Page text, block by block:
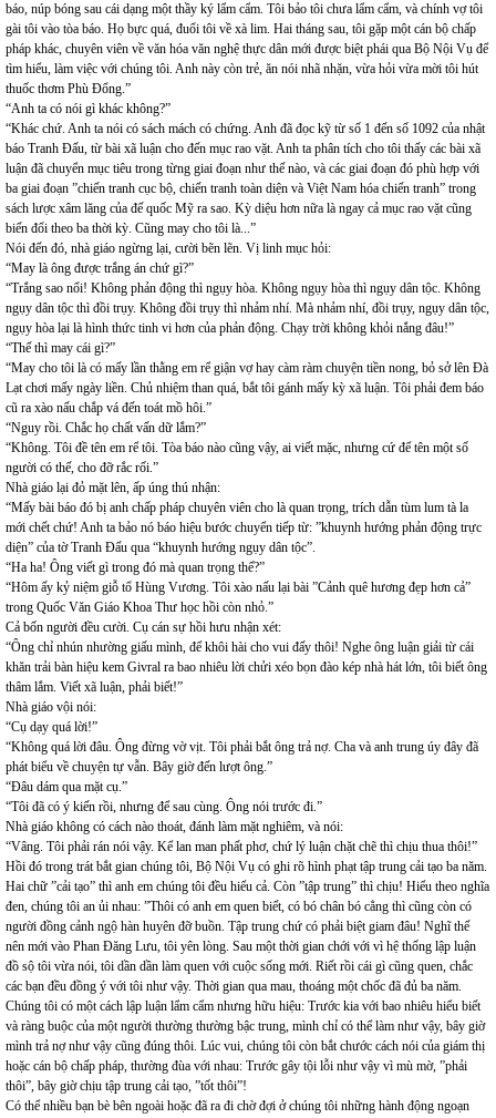
báo, núp bóng sau cái dạng một thầy ký lẩm cẩm. Tôi bảo tôi chưa lẩm cẩm, và chính vợ tôi
gài tôi vào tòa báo. Họ bực quá, đuổi tôi về xà lim. Hai tháng sau, tôi gặp một cán bộ chấp
pháp khác, chuyên viên về văn hóa văn nghệ thực dân mới được biệt phái qua Bộ Nội Vụ để
tìm hiểu, làm việc với chúng tôi. Anh này còn trẻ, ăn nói nhã nhặn, vừa hỏi vừa mời tôi hút
thuốc thơm Phù Đổng.”
“Anh ta có nói gì khác không?”
“Khác chứ. Anh ta nói có sách mách có chứng. Anh đã đọc kỹ từ số 1 đến số 1092 của nhật
báo Tranh Đấu, từ bài xã luận cho đến mục rao vặt. Anh ta phân tích cho tôi thấy các bài xã
luận đã chuyển mục tiêu trong từng giai đoạn như thế nào, và các giai đoạn đó phù hợp với
ba giai đoạn ”chiến tranh cục bộ, chiến tranh toàn diện và Việt Nam hóa chiến tranh” trong
sách lược xâm lăng của đế quốc Mỹ ra sao. Kỳ diệu hơn nữa là ngay cả mục rao vặt cũng
biến đổi theo ba thời kỳ. Cũng may cho tôi là...”
Nói đến đó, nhà giáo ngừng lại, cười bẽn lẽn. Vị linh mục hỏi:
“May là ông được trắng án chứ gì?”
“Trắng sao nổi! Không phản động thì ngụy hòa. Không ngụy hòa thì ngụy dân tộc. Không
ngụy dân tộc thì đồi trụy. Không đồi trụy thì nhảm nhí. Mà nhảm nhí, đồi trụy, ngụy dân tộc,
ngụy hòa lại là hình thức tinh vi hơn của phản động. Chạy trời không khỏi nắng đâu!”
“Thế thì may cái gì?”
“May cho tôi là có mấy lần thằng em rể giận vợ hay càm ràm chuyện tiền nong, bỏ sở lên Đà
Lạt chơi mấy ngày liền. Chủ nhiệm than quá, bắt tôi gánh mấy kỳ xã luận. Tôi phải đem báo
cũ ra xào nấu chắp vá đến toát mồ hôi.”
“Nguy rồi. Chắc họ chất vấn dữ lắm?”
“Không. Tôi đề tên em rể tôi. Tòa báo nào cũng vậy, ai viết mặc, nhưng cứ để tên một số
người có thế, cho đỡ rắc rối.”
Nhà giáo lại đỏ mặt lên, ấp úng thú nhận:
“Mấy bài báo đó bị anh chấp pháp chuyên viên cho là quan trọng, trích dẫn tùm lum tà la
mới chết chứ! Anh ta bảo nó báo hiệu bước chuyển tiếp từ: ”khuynh hướng phản động trực
diện” của tờ Tranh Đấu qua “khuynh hướng ngụy dân tộc”.
“Ha ha! Ông viết gì trong đó mà quan trọng thế?”
“Hôm ấy kỷ niệm giỗ tổ Hùng Vương. Tôi xào nấu lại bài ”Cảnh quê hương đẹp hơn cả”
trong Quốc Văn Giáo Khoa Thư học hồi còn nhỏ.”
Cả bốn người đều cười. Cụ cán sự hồi hưu nhận xét:
“Ông chỉ nhún nhường giấu mình, để khôi hài cho vui đấy thôi! Nghe ông luận giải từ cái
khăn trải bàn hiệu kem Givral ra bao nhiêu lời chửi xéo bọn đào kép nhà hát lớn, tôi biết ông
thâm lắm. Viết xã luận, phải biết!”
Nhà giáo vội nói:
“Cụ dạy quá lời!”
“Không quá lời đâu. Ông đừng vờ vịt. Tôi phải bắt ông trả nợ. Cha và anh trung úy đây đã
phát biểu về chuyện tự vẫn. Bây giờ đến lượt ông.”
“Đâu dám qua mặt cụ.”
“Tôi đã có ý kiến rồi, nhưng để sau cùng. Ông nói trước đi.”
Nhà giáo không có cách nào thoát, đánh làm mặt nghiêm, và nói:
“Vâng. Tôi phải rán nói vậy. Kể lan man phất phơ, chứ lý luận chặt chẽ thì chịu thua thôi!”
Hồi đó trong trát bắt gian chúng tôi, Bộ Nội Vụ có ghi rõ hình phạt tập trung cải tạo ba năm.
Hai chữ ”cải tạo” thì anh em chúng tôi đều hiểu cả. Còn ”tập trung” thì chịu! Hiểu theo nghĩa
đen, chúng tôi an ủi nhau: ”Thôi có anh em quen biết, có bó chân bó cẳng thì cũng còn có
người đồng cảnh ngộ hàn huyên đỡ buồn. Tập trung chứ có phải biệt giam đâu! Nghĩ thế
nên mới vào Phan Đăng Lưu, tôi yên lòng. Sau một thời gian chới với vì hệ thống lập luận
đồ sộ tôi vừa nói, tôi dần dần làm quen với cuộc sống mới. Riết rồi cái gì cũng quen, chắc
các bạn đều đồng ý với tôi như vậy. Thời gian qua mau, thoáng một chốc đã đủ ba năm.
Chúng tôi có một cách lập luận lẩm cẩm nhưng hữu hiệu: Trước kia với bao nhiêu hiểu biết
và ràng buộc của một người thường thường bậc trung, mình chỉ có thể làm như vậy, bây giờ
mình trả nợ như vậy cũng đúng thôi. Lúc vui, chúng tôi còn bắt chước cách nói của giám thị
hoặc cán bộ chấp pháp, thường đùa với nhau: Trước gây tội lỗi như vậy vì mù mờ, ”phải
thôi”, bây giờ chịu tập trung cải tạo, ”tốt thôi”!
Có thể nhiều bạn bè bên ngoài hoặc đã ra đi chờ đợi ở chúng tôi những hành động ngoạn